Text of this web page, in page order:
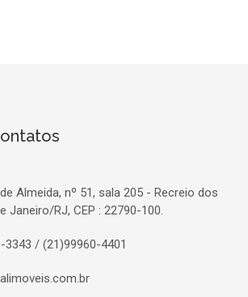
Almeida, nº 51, sala 205 - Recreio dos
Janeiro/RJ, CEP : 22790-100.
/ (21)99960-4401